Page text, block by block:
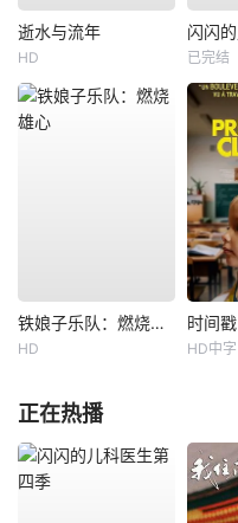
逝水与流年
HD 已完结
铁娘子乐队：燃烧雄心
HD
时间戳
HD中字
正在热播